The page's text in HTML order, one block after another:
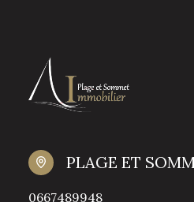
PLAGE ET
0667489948